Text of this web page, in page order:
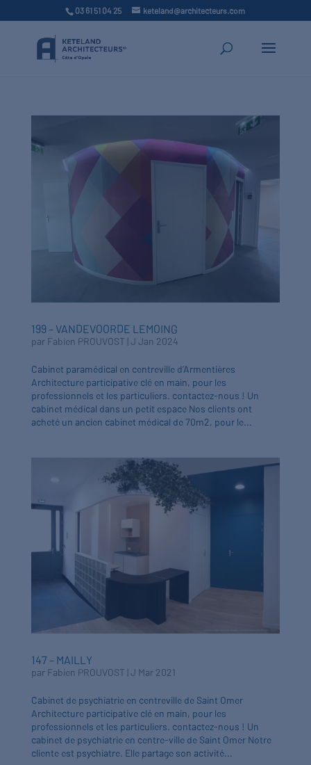
03 61 51 04 25 keteland@architecteurs.com
199 – VANDEVOORDE LEMOING
par Fabien PROUVOST |J Jan 2024
Cabinet paramédical en centreville d’Armentières
Architecture participative clé en main, pour les
professionnels et les particuliers. contactez-nous ! Un
cabinet médical dans un petit espace Nos clients ont
acheté un ancien cabinet médical de 70m2, pour le...
147 – MAILLY
par Fabien PROUVOST |J Mar 2021
Cabinet de psychiatrie en centreville de Saint Omer
Architecture participative clé en main, pour les
professionnels et les particuliers. contactez-nous ! Un
cabinet de psychiatrie en centre-ville de Saint Omer Notre
cliente est psychiatre. Elle partage son activité...